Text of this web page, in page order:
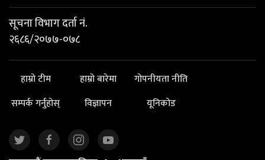
सूचना विभाग दर्ता नं.
२६८६/२०७७-०७८
हाम्रो टीम हाम्रो बारेमा
गोपनीयता नीति
सम्पर्क गर्नुहोस्
विज्ञापन यूनिकोड